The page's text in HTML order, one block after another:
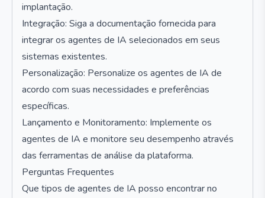
implantação.
Integração: Siga a documentação fornecida para
integrar os agentes de IA selecionados em seus
sistemas existentes.
Personalização: Personalize os agentes de IA de
acordo com suas necessidades e preferências
específicas.
Lançamento e Monitoramento: Implemente os
agentes de IA e monitore seu desempenho através
das ferramentas de análise da plataforma.
Perguntas Frequentes
Que tipos de agentes de IA posso encontrar no